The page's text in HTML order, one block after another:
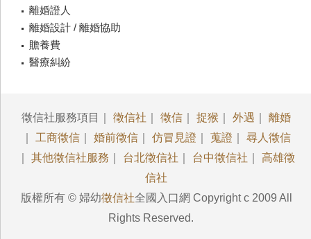
離婚證人
離婚設計 / 離婚協助
贍養費
醫療糾紛
徵信社服務項目｜ 徵信社 徵信 捉猴 外遇
離婚
工商徵信 婚前徵信 仿冒見證 蒐證
尋人徵信
其他徵信社服務 台北徵信社 台中徵信社
高雄徵
信社
版權所有 © 婦幼徵信社全國入口網 Copyright c 2009 All
Rights Reserved.